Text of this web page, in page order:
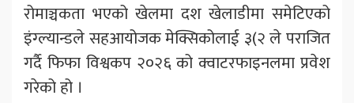
रोमाञ्चकता भएको खेलमा दश खेलाडीमा समेटिएको
इंग्ल्यान्डले सहआयोजक मेक्सिकोलाई ३(२ ले पराजित
गर्दै फिफा विश्वकप २०२६ को क्वाटरफाइनलमा प्रवेश
गरेको हो ।